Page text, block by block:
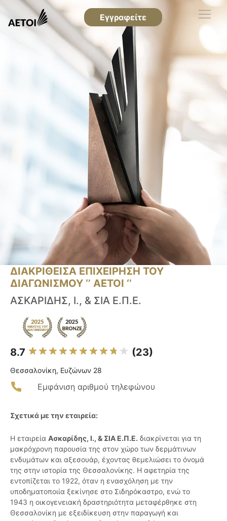
Εγγραφείτε
ΔΙΑΚΡΙΘΕΙΣΑ ΕΠΙΧΕΙΡΗΣΗ ΤΟΥ
ΔΙΑΓΩΝΙΣΜΟΥ ‘’ ΑΕΤΟΙ ‘’
ΑΣΚΑΡΙΔΗΣ, Ι., & ΣΙΑ Ε.Π.Ε.
8.7 (23)
Θεσσαλονίκη, Ευζώνων 28
Εμφάνιση αριθμού τηλεφώνου
Σχετικά με την εταιρεία:
Η εταιρεία Ασκαρίδης, Ι., & ΣΙΑ Ε.Π.Ε. διακρίνεται για τη
μακρόχρονη παρουσία της στον χώρο των δερμάτινων
ενδυμάτων και αξεσουάρ, έχοντας θεμελιώσει το όνομά
της στην ιστορία της Θεσσαλονίκης. Η αφετηρία της
εντοπίζεται το 1922, όταν η ενασχόληση με την
υποδηματοποιία ξεκίνησε στο Σιδηρόκαστρο, ενώ το
1943 η οικογενειακή δραστηριότητα μεταφέρθηκε στη
Θεσσαλονίκη με εξειδίκευση στην παραγωγή και